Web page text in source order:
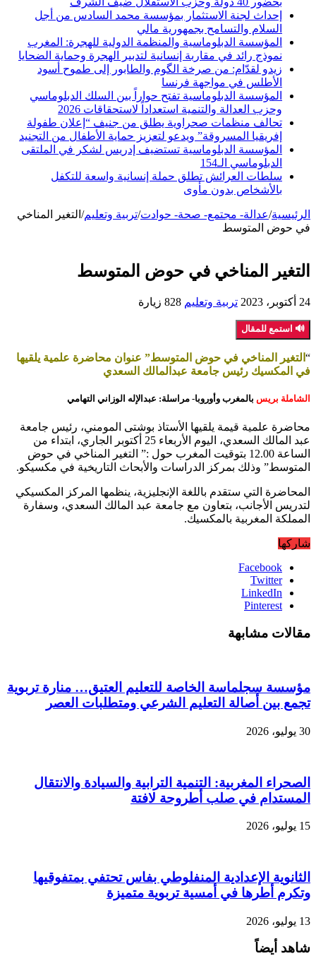
إحداث لجنة الاستثمار بمؤسسة محمد السادس من أجل
السلام والتسامح بجمهورية مالي
المؤسسة الدبلوماسية والمنظمة الدولية للهجرة: المغرب
نموذج رائد في مقاربة إنسانية لتدبير الهجرة وحماية الضحايا
زيدو لقدّام: من صرخة الگوم والطابور إلى طموح أسود
الأطلس في مواجهة فرنسا
المؤسسة الدبلوماسية تفتح حواراً بين السلك الدبلوماسي
وحزب العدالة والتنمية استعداداً لاستحقاقات 2026
تحالف منظمات صحراوية يطلق من جنيف “إعلان طفولة
إفريقيا المسروقة” ويدعو لتعزيز حماية الأطفال من التجنيد
المؤسسة الدبلوماسية تستضيف إدريس لشكر في الملتقى
الدبلوماسي الـ154
سلطات العرائش تطلق حملة إنسانية واسعة للتكفل
بالأشخاص بدون مأوى
الرئيسية/عدالة- مجتمع- صحة- حوادت/تربية وتعليم/ التغير المناخي
في حوض المتوسط
التغير المناخي في حوض المتوسط
24 أكتوبر، 2023 تربية وتعليم 828 زيارة
🔊 استمع للمقال
“ التغير المناخي في حوض المتوسط” عنوان محاضرة علمية يلقيها
في المكسيك رئيس جامعة عبدالمالك السعدي
الشاملة بريس بالمغرب وأوروبا- مراسلة: عبدالإله الوزاني التهامي
محاضرة علمية قيمة يلقيها الأستاذ بوشتى المومني، رئيس جامعة
عبد المالك السعدي، اليوم الأربعاء 25 أكتوبر الجاري، ابتداء من
الساعة 12.00 بتوقيت المغرب حول :” التغير المناخي في حوض
المتوسط” وذلك بمركز الدراسات والأبحاث التاريخية في مكسيكو.
المحاضرة التي ستقدم باللغة الإنجليزية، ينظمها المركز المكسيكي
لتدريس الأجانب، بتعاون مع جامعة عبد المالك السعدي، وسفارة
المملكة المغربية بالمكسيك.
شاركها
Facebook
Twitter
LinkedIn
Pinterest
مقالات مشابهة
مؤسسة سجلماسة الخاصة للتعليم العتيق… منارة تربوية
تجمع بين أصالة التعليم الشرعي ومتطلبات العصر
30 يوليو، 2026
الصحراء المغربية: التنمية الترابية والسيادة والانتقال
المستدام في صلب أطروحة لافتة
15 يوليو، 2026
الثانوية الإعدادية المنفلوطي بفاس تحتفي بمتفوقيها
وتكرم أطرها في أمسية تربوية متميزة
13 يوليو، 2026
شاهد أيضاً